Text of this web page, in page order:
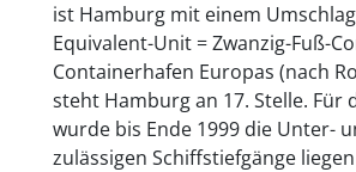
ist Hamburg mit einem
Equivalent-Unit = Zwanzig-Fuß-
Containerhafen Europas (nach
steht Hamburg an 17. Stelle.
wurde bis Ende 1999 die Unter-
zulässigen Schiffstiefgänge